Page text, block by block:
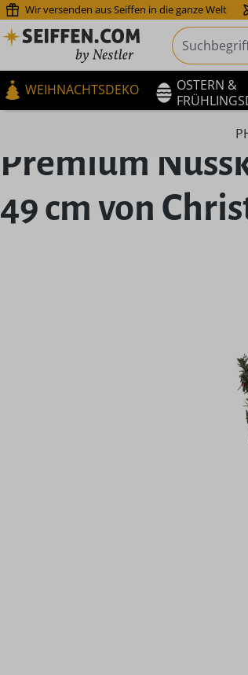
Hauptinhalt springen
Zur Suche springen
Zur Hauptnavigation springen
Wir versenden aus Seiffen in die ganze Welt
WEIHNACHTSDEKO
OSTERN &
Premium
49 cm von